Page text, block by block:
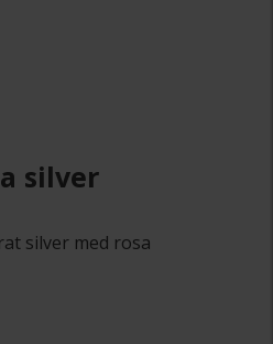
silver
silver med rosa